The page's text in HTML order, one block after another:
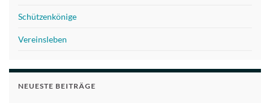
Schützenkönige
Vereinsleben
NEUESTE BEITRÄGE